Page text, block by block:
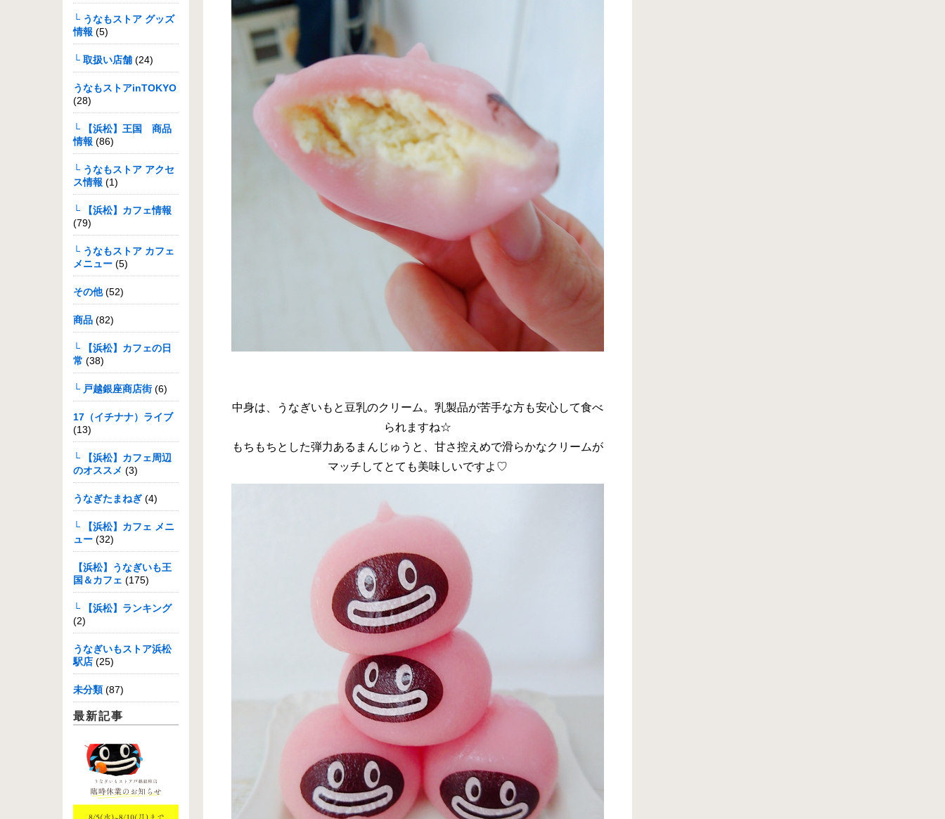
└ うなもストア グッズ
情報 (5)
└ 取扱い店舗 (24)
うなもストアinTOKYO
(28)
└ 【浜松】王国 商品
情報 (86)
└ うなもストア アクセ
ス情報 (1)
└ 【浜松】カフェ情報
(79)
└ うなもストア カフェ
メニュー (5)
その他(52)
商品 (82)
└ 【浜松】カフェの日
常 (38)
└ 戸越銀座商店街(6)
17（イチナナ）ライブ
(13)
└ 【浜松】カフェ周辺
のオススメ (3)
うなぎたまねぎ (4)
└ 【浜松】カフェ メニ
ュー (32)
【浜松】うなぎいも王
国＆カフェ (175)
└ 【浜松】ランキング
(2)
うなぎいもストア浜松
駅店 (25)
未分類 (87)
最新記事
中身は、うなぎいもと豆乳のクリーム。乳製品が苦手な方も安心して食べ
られますね☆
もちもちとした弾力あるまんじゅうと、甘さ控えめで滑らかなクリームが
マッチしてとても美味しいですよ♡